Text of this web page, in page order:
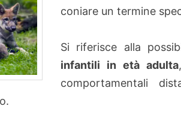
coniare un termine
Si riferisce alla
infantili in età adulta
comportamentali